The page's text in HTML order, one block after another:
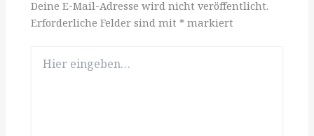
Deine E-Mail-Adresse wird nicht veröffentlicht.
Erforderliche Felder sind mit * markiert
eingeben…